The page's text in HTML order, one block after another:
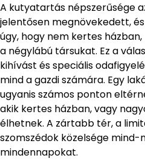
A kutyatartás népszerűsége
jelentősen megnövekedett,
úgy, hogy nem kertes
a négylábú társukat. Ez a
kihívást és speciális
mind a gazdi számára. Egy
ugyanis számos ponton
akik kertes házban, vagy
élhetnek. A zártabb tér, a
szomszédok közelsége mind-
mindennapokat.